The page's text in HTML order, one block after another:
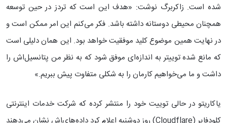
شده است. زاکربرگ نوشت: «هدف این است که تردز در حین توسعه
همچنان محیطی دوستانه داشته باشد. فکر می‌کنم این امر ممکن است و
در نهایت همین موضوع کلید موفقیت خواهد بود. این همان دلیلی است
که مانع شده توییتر به اندازه‌ای موفق شود که به نظر من پتانسیل‌اش را
داشت و ما می‌خواهیم کارمان را به شکلی متفاوت پیش ببریم.»
یاکاریتو در حالی توییت خود را منتشر کرده که شرکت خدمات اینترنتی